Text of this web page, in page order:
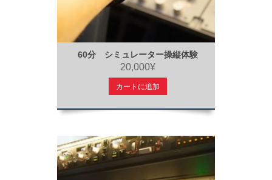
60分 シミュレーター操縦体験
20,000¥
カートに追加